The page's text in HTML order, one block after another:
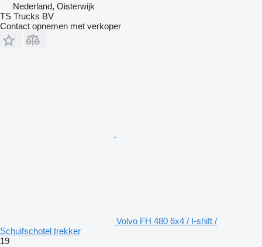
Nederland, Oisterwijk
TS Trucks BV
Contact opnemen met verkoper
Volvo FH 480 6x4 / I-shift /
Schuifschotel trekker
19